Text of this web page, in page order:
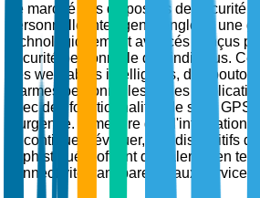
Le marché des dispositifs de sécurité
personnelle intelligents englobe une
technologiquement avancés conçus
sécurité personnelle des individus.
des wearables intelligents, des
alarmes personnelles et des
avec des fonctionnalités de suivi GPS
d'urgence. À mesure que l'intégration
IA continue d'évoluer, ces dispositifs
sophistiqués, offrant des alertes en
connectivité transparente aux services